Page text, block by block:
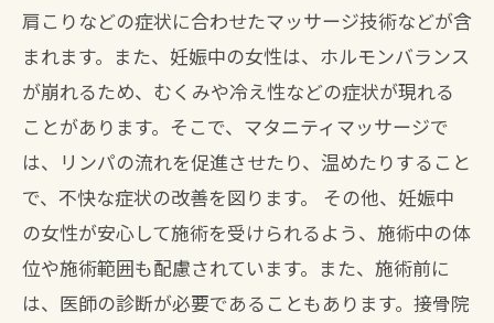
肩こりなどの症状に合わせたマッサージ技術などが含
まれます。また、妊娠中の女性は、ホルモンバランス
が崩れるため、むくみや冷え性などの症状が現れる
ことがあります。そこで、マタニティマッサージで
は、リンパの流れを促進させたり、温めたりすること
で、不快な症状の改善を図ります。 その他、妊娠中
の女性が安心して施術を受けられるよう、施術中の体
位や施術範囲も配慮されています。また、施術前に
は、医師の診断が必要であることもあります。接骨院